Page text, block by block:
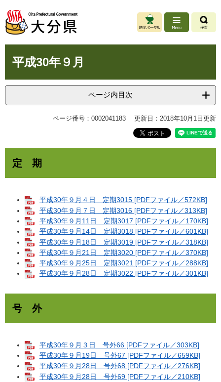
ジ
先
。
ュ
を
て
平成30年９月
ページ内目次
ページ番号：0002041183 更新日：2018年10月1日更新
定 期
平成30年９月４日 定期3015 [PDFファイル／572KB]
平成30年９月７日 定期3016 [PDFファイル／313KB]
平成30年９月11日 定期3017 [PDFファイル／170KB]
平成30年９月14日 定期3018 [PDFファイル／601KB]
平成30年９月18日 定期3019 [PDFファイル／318KB]
平成30年９月21日 定期3020 [PDFファイル／370KB]
平成30年９月25日 定期3021 [PDFファイル／288KB]
平成30年９月28日 定期3022 [PDFファイル／301KB]
号 外
平成30年９月３日 号外66 [PDFファイル／303KB]
平成30年９月19日 号外67 [PDFファイル／659KB]
平成30年９月28日 号外68 [PDFファイル／276KB]
平成30年９月28日 号外69 [PDFファイル／210KB]